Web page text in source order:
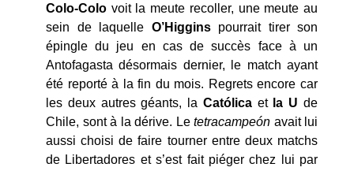
Colo-Colo voit la meute recoller, une meute au
sein de laquelle O’Higginspourrait tirer son
épingle du jeu en cas de succès face à un
Antofagasta désormais dernier, le match ayant
été reporté à la fin du mois. Regrets encore car
les deux autres géants, la Católicaet la U de
Chile, sont à la dérive. Le tetracampeón avait lui
aussi choisi de faire tourner entre deux matchs
de Libertadores et s’est fait piéger chez lui par